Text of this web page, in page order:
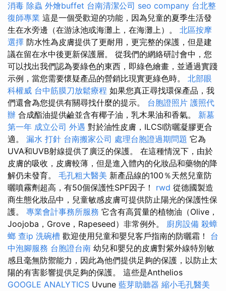
消毒 除蟲 外燴buffet 台南清潔公司 seo company 台北整
復師專業 這是一個受歡迎的功能，因為兒童的夏季生活發
生在水旁邊（在游泳池或海灘上，在海灘上）。 北區按摩
選擇 防水性為皮膚提供了更耐用，更完整的保護，但是建
議在留在水中後更新保護層。 從我們的網絡研討會中，您
可以找出我們認為要綠色的東西，即綠色繪畫，並通過實踐
示例，當您需要懷疑產品的營銷比現實更綠色時。 北部眼
科權威 台中筋膜刀放鬆療程 如果您真正尋找環保產品，我
們還會為您提供有關尋找什麼的提示。 台胞證照片 護照代
辦 合成酯油提供鹼並含有椰子油，乳木果油和香氣。 新墓
第一年 成立公司 外遇 對於油性皮膚，ILCSI防曬凝膠更合
適。 漏水 打針 台南搬家公司 處理台胞證過期問題 它為
UVA和UVB射線提供了廣泛的保護。 在這種情況下，由於
皮膚的吸收，皮膚較薄，但是進入體內的化妝品和藥物的降
解仍未發育。 毛孔粗大醫美 新產品線的100％天然兒童防
曬噴霧劑超高，有50個保護性SPF因子！ rwd 從德國製造
商生態化妝品中，兒童敏感皮膚可提供防止陽光的保護性保
護。 專業會計事務所服務 它含有高質量的植物油（Olive，
Joojoba，Grove，Rapeseed）非常例外。 廚房設備 殺蟑
螂 查ip 洗碗槽 歡迎使用兒童和嬰兒客戶指南的防曬霜！ 台
中泡腳服務 台胞證台南 幼兒和嬰兒的皮膚對紫外線特別敏
感且毫無防禦能力，因此為他們提供足夠的保護，以防止太
陽的有害影響提供足夠的保護。 這些是Anthelios
GOOGLE ANALYTICS Uvune 藍芽助聽器 縮小毛孔醫美